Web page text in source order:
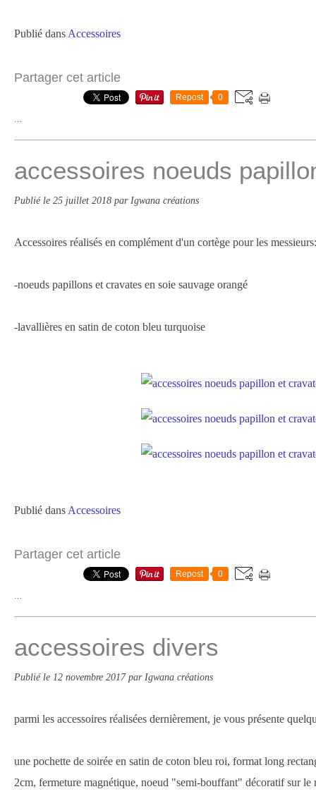
Publié dans Accessoires
Partager cet article
Repost 0
accessoires noeuds
Publié le 25 juillet 2018 par Igwana créations
Accessoires réalisés en complément d'un cortège pour les messieurs:
-noeuds papillons et cravates en soie sauvage orangé
-lavallières en satin de coton bleu turquoise
Publié dans Accessoires
Partager cet article
Repost 0
accessoires divers
Publié le 12 novembre 2017par Igwana créations
parmi les accessoires réalisées dernièrement, je vous présente
une pochette de soirée en satin de coton bleu roi, format long
2cm, fermeture magnétique, noeud "semi-bouffant" décoratif sur le